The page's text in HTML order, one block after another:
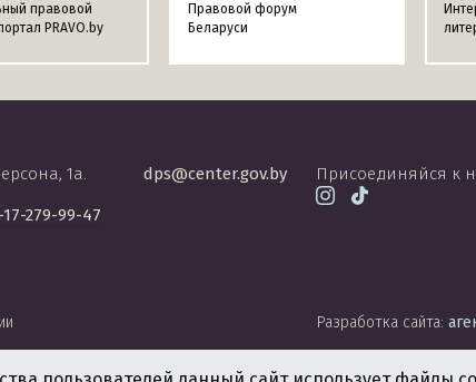
правовой
PRAVO.by
Правовой форум
Беларуси
1а.
17-279-99-47
dps@center.gov.by Присоединяйся к
Разработка сайта: